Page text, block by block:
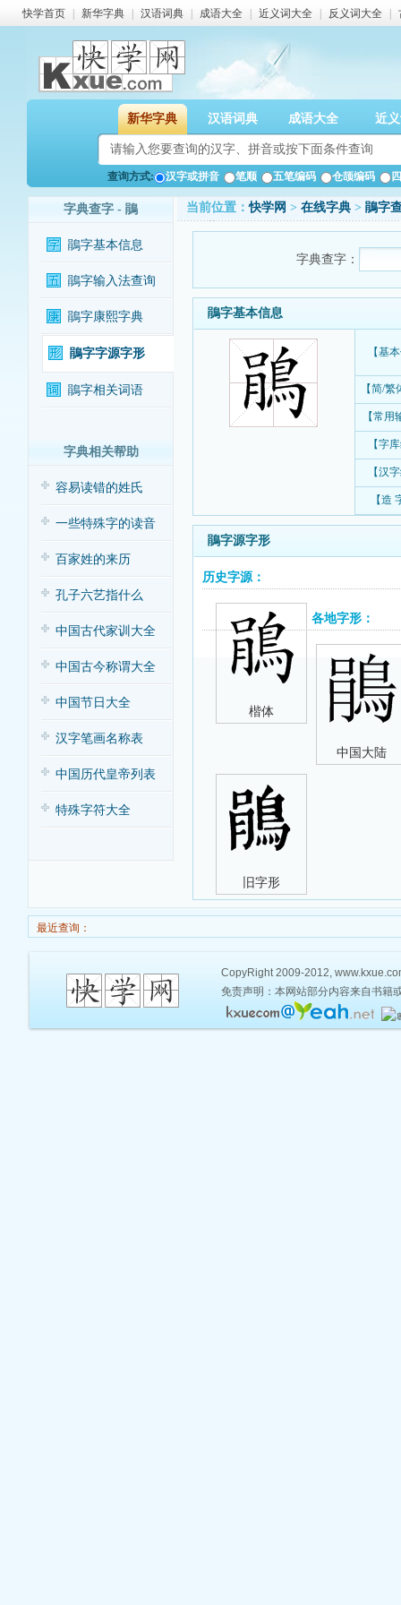
快学首页 新华字典 汉语词典 成语大全 近义词大全 反义词大全
新华字典 汉语词典 成语大全 近
查询方式: 汉字或拼音 笔顺 五笔编码 仓颉编码
字典查字 - 鵑
鵑字基本信息
鵑字输入法查询
鵑字康熙字典
鵑字字源字形
鵑字相关词语
字典相关帮助
容易读错的姓氏
一些特殊字的读音
百家姓的来历
孔子六艺指什么
中国古代家训大全
中国古今称谓大全
中国节日大全
汉字笔画名称表
中国历代皇帝列表
特殊字符大全
当前位置：快学网 > 在线字典 > 鵑字
字典查字：
鵑字基本信息
【基
【简/
【常用
【字
【汉
【造
鵑字源字形
历史字源：
楷体
各地字形：
中国大陆
旧字形
最近查询：
CopyRight 2009-2012,
免责声明：本网站部分内容来自书籍